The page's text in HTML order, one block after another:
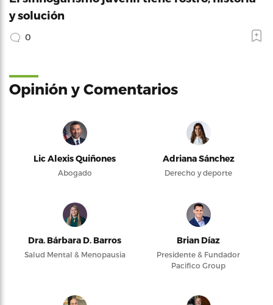
y solución
0
Opinión y Comentarios
Lic Alexis Quiñones
Abogado
Adriana Sánchez
Derecho y deporte
Dra. Bárbara D. Barros
Salud Mental & Menopausia
Brian Díaz
Presidente & Fundador
Pacifico Group